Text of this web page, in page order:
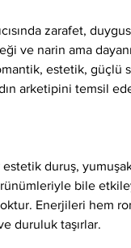
zarafet,
ve narin ama
estetik, güçlü
arketipini temsil
duruş,
bile
Enerjileri hem
duruluk taşırlar.